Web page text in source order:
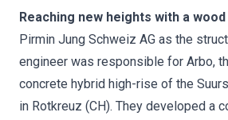
Reaching new heights with a
Pirmin Jung Schweiz AG as the
engineer was responsible for Arbo,
concrete hybrid high-rise of the
in Rotkreuz (CH). They developed a